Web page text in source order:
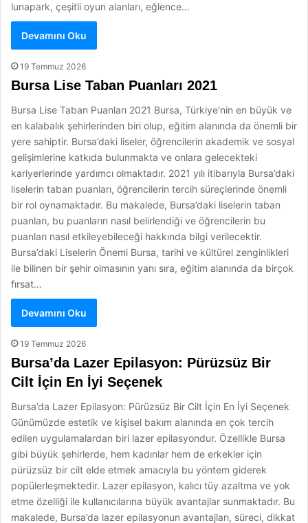
lunapark, çeşitli oyun alanları, eğlence…
Devamını Oku
19 Temmuz 2026
Bursa Lise Taban Puanları 2021
Bursa Lise Taban Puanları 2021 Bursa, Türkiye’nin en büyük ve
en kalabalık şehirlerinden biri olup, eğitim alanında da önemli bir
yere sahiptir. Bursa’daki liseler, öğrencilerin akademik ve sosyal
gelişimlerine katkıda bulunmakta ve onlara gelecekteki
kariyerlerinde yardımcı olmaktadır. 2021 yılı itibarıyla Bursa’daki
liselerin taban puanları, öğrencilerin tercih süreçlerinde önemli
bir rol oynamaktadır. Bu makalede, Bursa’daki liselerin taban
puanları, bu puanların nasıl belirlendiği ve öğrencilerin bu
puanları nasıl etkileyebileceği hakkında bilgi verilecektir.
Bursa’daki Liselerin Önemi Bursa, tarihi ve kültürel zenginlikleri
ile bilinen bir şehir olmasının yanı sıra, eğitim alanında da birçok
fırsat…
Devamını Oku
19 Temmuz 2026
Bursa’da Lazer Epilasyon: Pürüzsüz Bir
Cilt İçin En İyi Seçenek
Bursa’da Lazer Epilasyon: Pürüzsüz Bir Cilt İçin En İyi Seçenek
Günümüzde estetik ve kişisel bakım alanında en çok tercih
edilen uygulamalardan biri lazer epilasyondur. Özellikle Bursa
gibi büyük şehirlerde, hem kadınlar hem de erkekler için
pürüzsüz bir cilt elde etmek amacıyla bu yöntem giderek
popülerleşmektedir. Lazer epilasyon, kalıcı tüy azaltma ve yok
etme özelliği ile kullanıcılarına büyük avantajlar sunmaktadır. Bu
makalede, Bursa’da lazer epilasyonun avantajları, süreci, dikkat